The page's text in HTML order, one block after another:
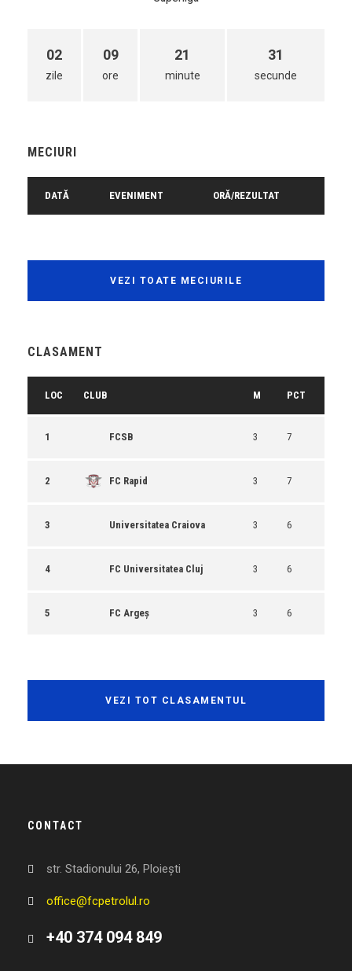
02
zile
09
ore
21
minute
31
secunde
MECIURI
DATĂ EVENIMENT ORĂ/REZULTAT
VEZI TOATE MECIURILE
CLASAMENT
LOC CLUB M PCT
1 FCSB 3 7
2 FC Rapid 3 7
3 Universitatea Craiova 3 6
4 FC Universitatea Cluj 3 6
5 FC Argeș 3 6
VEZI TOT CLASAMENTUL
CONTACT
str. Stadionului 26, Ploiești
office@fcpetrolul.ro
+40 374 094 849